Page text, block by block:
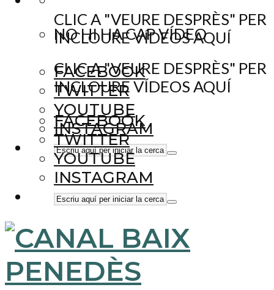
CLIC A "VEURE DESPRÈS" PER
INCLOURE VÍDEOS AQUÍ
FACEBOOK
TWITTER
YOUTUBE
INSTAGRAM
NO HI HA CAP VÍDEO
CLIC A "VEURE DESPRÈS" PER
INCLOURE VÍDEOS AQUÍ
FACEBOOK
TWITTER
YOUTUBE
INSTAGRAM